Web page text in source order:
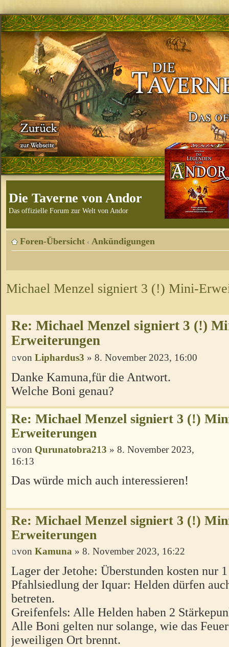
Die Taverne von Andor
Das offizielle Forum zur Welt von Andor
Foren-Übersicht ‹ Ankündigungen
Michael Menzel signiert 3 (!) Mini-
Re: Michael Menzel signiert 3 (!)
Erweiterungen
von Liphardus3 » 8. November 2023, 16:00
Danke Kamuna,für die Antwort.
Welche Boni genau?
Re: Michael Menzel signiert 3 (!)
Erweiterungen
von Qurunatobra213 » 8. November 2023,
16:13
Das würde mich auch interessieren!
Re: Michael Menzel signiert 3 (!)
Erweiterungen
von Kamuna » 8. November 2023, 16:22
Lager der Jetohe: Überstunden kosten nur
Pfahlsiedlung der Iquar: Helden dürfen
betreten.
Greifenfels: Alle Helden haben 2
Alle Boni gelten nur solange, wie das
jeweiligen Ort brennt.